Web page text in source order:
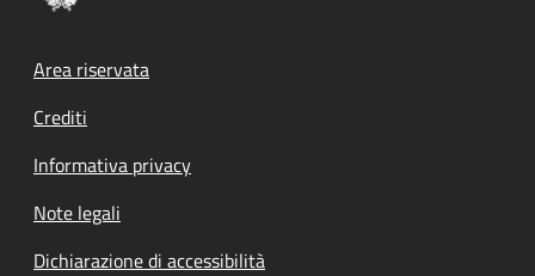
Footer menu
Area riservata
Crediti
Informativa privacy
Note legali
Dichiarazione di accessibilità